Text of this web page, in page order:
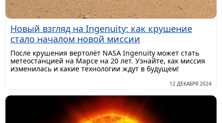
Новый взгляд на Ingenuity: как крушение
стало началом новой миссии
После крушения вертолёт NASA Ingenuity может стать
метеостанцией на Марсе на 20 лет. Узнайте, как миссия
изменилась и какие технологии ждут в будущем!
12 ДЕКАБРЯ 2024